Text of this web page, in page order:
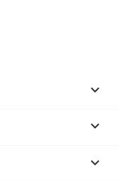


